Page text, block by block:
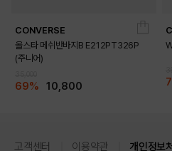
CONVERSE
올스타 메쉬반바지B E212PT326P
(주니어)
69% 10,800
고객센터 이용약관 개인정보